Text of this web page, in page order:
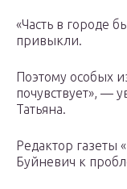
«Часть в городе
привыкли.
Поэтому особых
почувствует», —
Татьяна.
Редактор газеты
Буйневич к